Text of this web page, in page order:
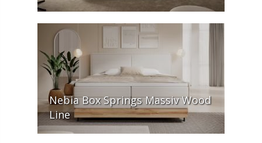
Nebia Box Springs Massiv Wood
Line